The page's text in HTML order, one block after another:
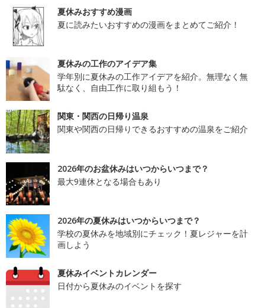
夏休みおすすめ漫画
夏に読みたいおすすめの漫画をまとめてご紹介！
夏休みの工作のアイデア集
学年別に夏休みの工作アイデアを紹介。無理なく無
駄なく、自由工作に取り組もう！
関東・関西の日帰り温泉
関東や関西の日帰りできるおすすめの温泉をご紹介
2026年のお盆休みはいつからいつまで？
最大9連休となる場合もあり
2026年の夏休みはいつからいつまで？
学校の夏休みを地域別にチェック！夏レジャーを計
画しよう
夏休みイベントカレンダー
日付から夏休みのイベントを探す